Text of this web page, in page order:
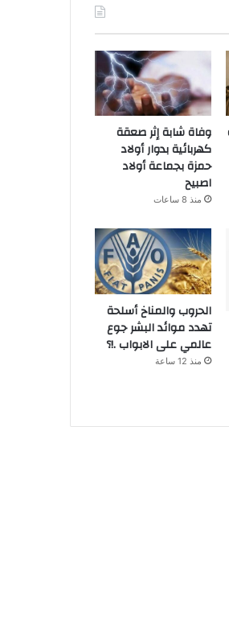
وفاة شابة إثر صعقة
كهربائية بدوار أولاد
حمزة بجماعة أولاد
اصبيح
منذ 8 ساعات
الحروب والمناخ أسلحة
تهدد موائد البشر جوع
عالمي على الابواب .!؟
منذ 12 ساعة